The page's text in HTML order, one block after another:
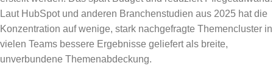
Laut HubSpot und anderen Branchenstudien aus 2025 hat die
Konzentration auf wenige, stark nachgefragte Themencluster in
vielen Teams bessere Ergebnisse geliefert als breite,
unverbundene Themenabdeckung.